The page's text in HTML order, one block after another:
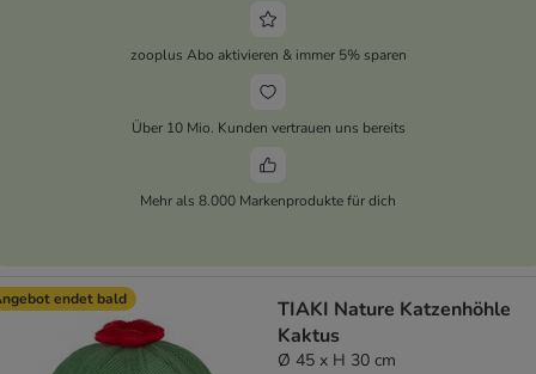
zooplus Abo aktivieren & immer 5% sparen
Über 10 Mio. Kunden vertrauen uns bereits
Mehr als 8.000 Markenprodukte für dich
endet bald
TIAKI Nature Katzenhöhle
Kaktus
Ø 45 x H 30 cm